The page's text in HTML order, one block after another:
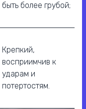
быть более грубой;
Крепкий,
восприимчив к
ударам и
потертостям.